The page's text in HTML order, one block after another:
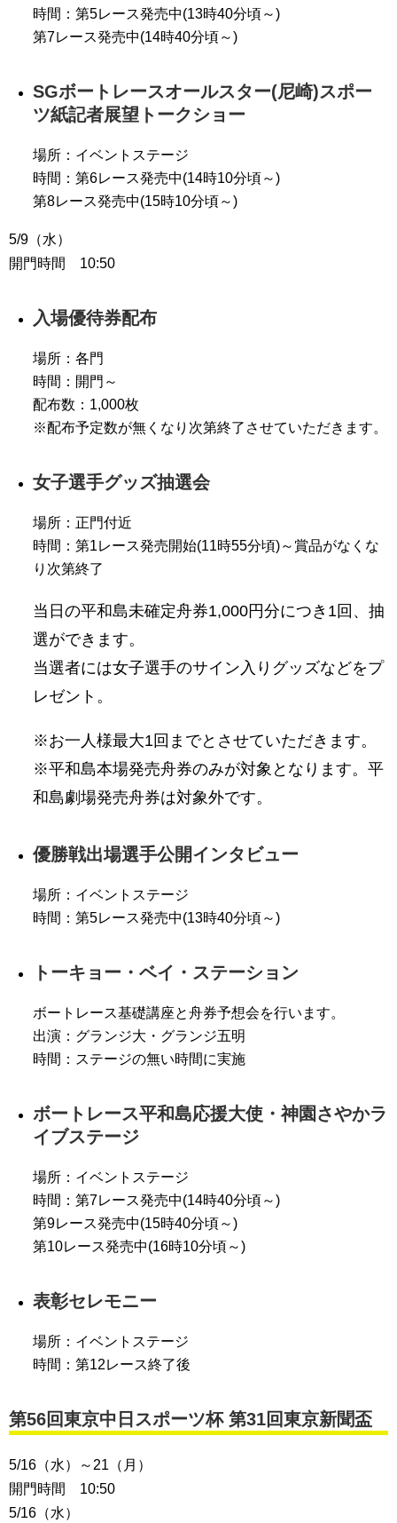
時間：第5レース発売中(13時40分頃～)
第7レース発売中(14時40分頃～)
SGボートレースオールスター(尼崎)スポー
ツ紙記者展望トークショー
場所：イベントステージ
時間：第6レース発売中(14時10分頃～)
第8レース発売中(15時10分頃～)
5/9（水）
開門時間 10:50
入場優待券配布
場所：各門
時間：開門～
配布数：1,000枚
※配布予定数が無くなり次第終了させていただきます。
女子選手グッズ抽選会
場所：正門付近
時間：第1レース発売開始(11時55分頃)～賞品がなくな
り次第終了
当日の平和島未確定舟券1,000円分につき1回、抽
選ができます。
当選者には女子選手のサイン入りグッズなどをプ
レゼント。
※お一人様最大1回までとさせていただきます。
※平和島本場発売舟券のみが対象となります。平
和島劇場発売舟券は対象外です。
優勝戦出場選手公開インタビュー
場所：イベントステージ
時間：第5レース発売中(13時40分頃～)
トーキョー・ベイ・ステーション
ボートレース基礎講座と舟券予想会を行います。
出演：グランジ大・グランジ五明
時間：ステージの無い時間に実施
ボートレース平和島応援大使・神園さやかラ
イブステージ
場所：イベントステージ
時間：第7レース発売中(14時40分頃～)
第9レース発売中(15時40分頃～)
第10レース発売中(16時10分頃～)
表彰セレモニー
場所：イベントステージ
時間：第12レース終了後
第56回東京中日スポーツ杯 第31回東京新聞盃
5/16（水）～21（月）
開門時間 10:50
5/16（水）